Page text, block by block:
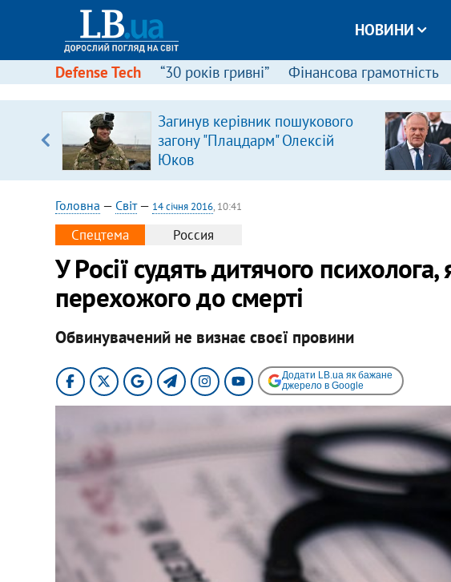
НОВИНИ
Defense Tech “30 років гривні” Фінансова грамотність
Загинув керівник пошукового
загону "Плацдарм" Олексій
Юков
Головна — Світ— 14 січня 2016, 10:41
Спецтема Россия
У Росії судять дитячого
перехожого до смерті
Обвинувачений не визнає своєї провини
Додати LB.ua як бажане
джерело в Google